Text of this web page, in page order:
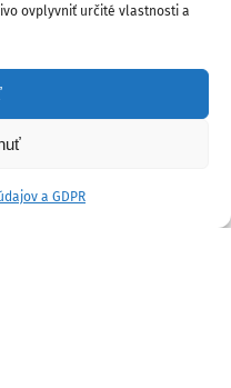
ovplyvniť určité vlastnosti a
a GDPR